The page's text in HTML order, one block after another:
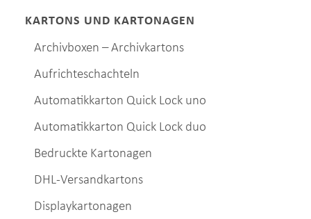
KARTONS UND KARTONAGEN
Archivboxen – Archivkartons
Aufrichteschachteln
Automatikkarton Quick Lock uno
Automatikkarton Quick Lock duo
Bedruckte Kartonagen
DHL-Versandkartons
Displaykartonagen